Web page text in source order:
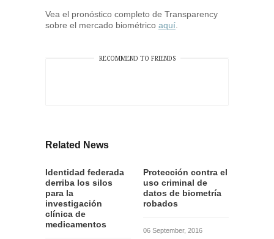
Vea el pronóstico completo de Transparency
sobre el mercado biométrico aquí
RECOMMEND TO FRIENDS
Related News
Identidad federada
derriba los silos
para la
investigación
clínica de
medicamentos
Protección contra el
uso criminal de
datos de biometría
robados
06 September, 2016